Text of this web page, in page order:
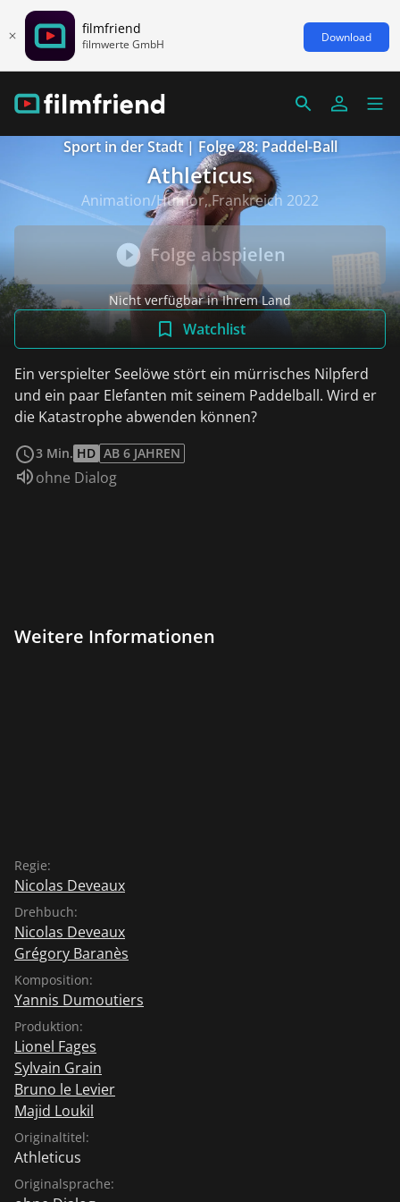
filmfriend
filmwerte GmbH Download
Sport in der Stadt | Folge 28: Paddel-Ball
Athleticus
Animation/Humor, Frankreich 2022
Folge abspielen
Nicht verfügbar in Ihrem Land
Watchlist
Ein verspielter Seelöwe stört ein mürrisches Nilpferd
und ein paar Elefanten mit seinem Paddelball. Wird er
die Katastrophe abwenden können?
3 Min. HD AB 6 JAHREN
Sprache:
ohne Dialog
Weitere Informationen
Regie:
Nicolas Deveaux
Drehbuch:
Nicolas Deveaux
Grégory Baranès
Komposition:
Yannis Dumoutiers
Produktion:
Lionel Fages
Sylvain Grain
Bruno le Levier
Majid Loukil
Originaltitel:
Athleticus
Originalsprache: